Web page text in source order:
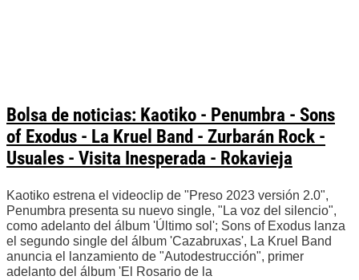
Bolsa de noticias: Kaotiko - Penumbra - Sons
of Exodus - La Kruel Band - Zurbarán Rock -
Usuales - Visita Inesperada - Rokavieja
Kaotiko estrena el videoclip de "Preso 2023 versión 2.0",
Penumbra presenta su nuevo single, "La voz del silencio",
como adelanto del álbum 'Último sol'; Sons of Exodus lanza
el segundo single del álbum 'Cazabruxas', La Kruel Band
anuncia el lanzamiento de "Autodestrucción", primer
adelanto del álbum 'El Rosario de la